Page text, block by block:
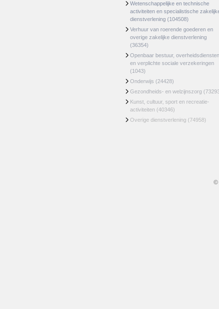
Wetenschappelijke en technische
activiteiten en specialistische
dienstverlening (104508)
Verhuur van roerende goederen en
overige zakelijke dienstverlening
(36354)
Openbaar bestuur, overheidsdiensten
en verplichte sociale verzekeringen
(1043)
Onderwijs (24428)
Gezondheids- en welzijnszorg
Kunst, cultuur, sport en recreatie-
activiteiten (40346)
Overige dienstverlening (74958)
©